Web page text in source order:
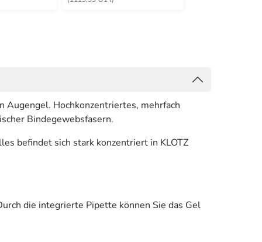
Augengel. Hochkonzentriertes, mehrfach
Bindegewebsfasern.
befindet sich stark konzentriert in KLOTZ
die integrierte Pipette können Sie das Gel